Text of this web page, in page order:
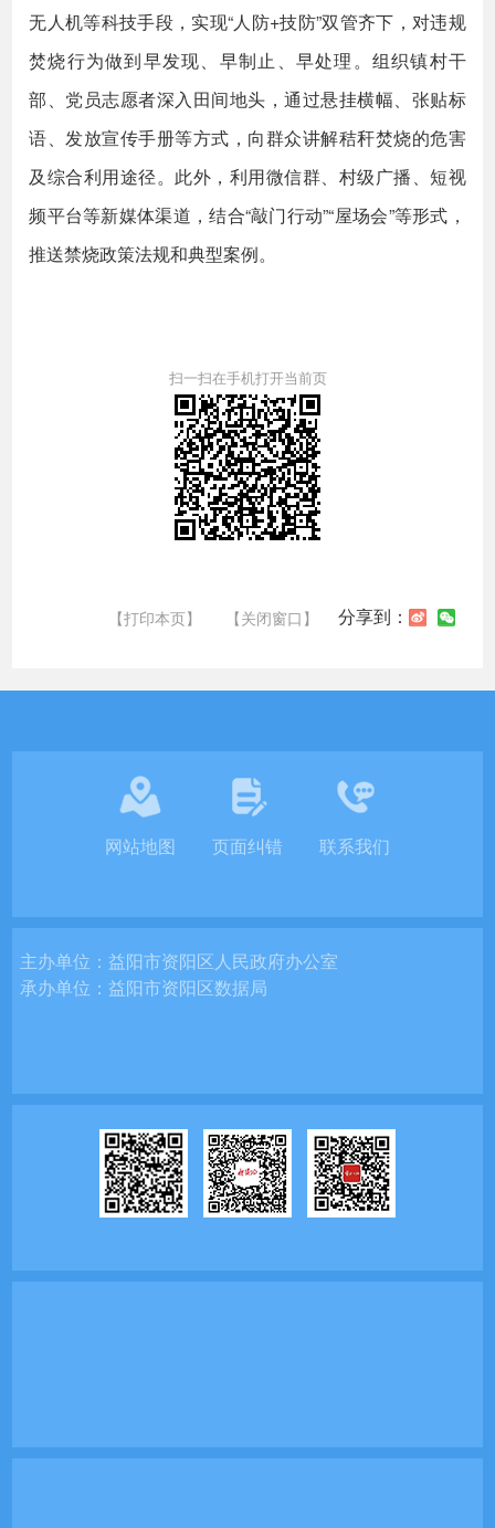
无人机等科技手段，实现“人防+技防”双管齐下，对违规
焚烧行为做到早发现、早制止、早处理。组织镇村干
部、党员志愿者深入田间地头，通过悬挂横幅、张贴标
语、发放宣传手册等方式，向群众讲解秸秆焚烧的危害
及综合利用途径。此外，利用微信群、村级广播、短视
频平台等新媒体渠道，结合“敲门行动”“屋场会”等形式，
推送禁烧政策法规和典型案例。
扫一扫在手机打开当前页
【打印本页】 【关闭窗口】 分享到：
网站地图 页面纠错 联系我们
主办单位：益阳市资阳区人民政府办公室
承办单位：益阳市资阳区数据局